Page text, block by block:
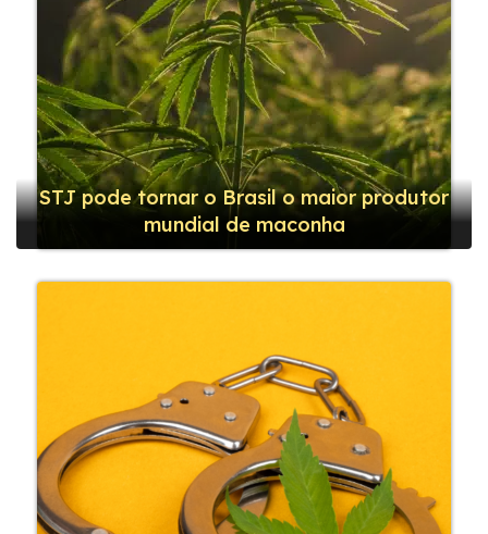
STJ pode tornar o Brasil o maior produtor
mundial de maconha